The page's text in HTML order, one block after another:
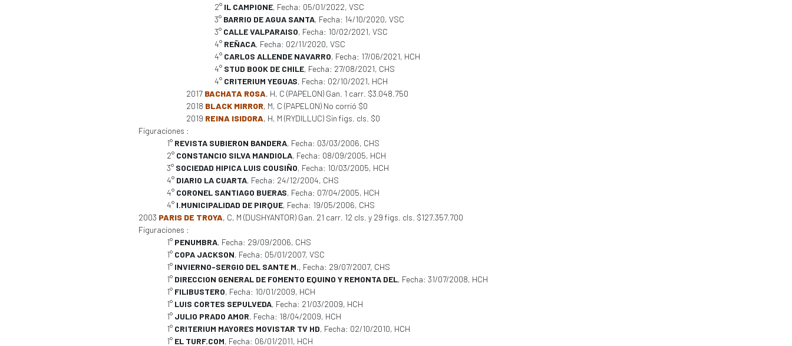
2° IL CAMPIONE, Fecha: 05/01/2022, VSC
3° BARRIO DE AGUA SANTA, Fecha: 14/10/2020, VSC
3° CALLE VALPARAISO, Fecha: 10/02/2021, VSC
4° REÑACA, Fecha: 02/11/2020, VSC
4° CARLOS ALLENDE NAVARRO, Fecha: 17/06/2021, HCH
4° STUD BOOK DE CHILE, Fecha: 27/08/2021, CHS
4° CRITERIUM YEGUAS, Fecha: 02/10/2021, HCH
2017 BACHATA ROSA, H, C (PAPELON) Gan. 1 carr. $3.048.750
2018 BLACK MIRROR, M, C (PAPELON) No corrió $0
2019 REINA ISIDORA, H, M (RYDILLUC) Sin figs. cls. $0
Figuraciones :
1° REVISTA SUBIERON BANDERA, Fecha: 03/03/2006, CHS
2° CONSTANCIO SILVA MANDIOLA, Fecha: 08/09/2005, HCH
3° SOCIEDAD HIPICA LUIS COUSIÑO, Fecha: 10/03/2005, HCH
4° DIARIO LA CUARTA, Fecha: 24/12/2004, CHS
4° CORONEL SANTIAGO BUERAS, Fecha: 07/04/2005, HCH
4° I.MUNICIPALIDAD DE PIRQUE, Fecha: 19/05/2006, CHS
2003 PARIS DE TROYA, C, M (DUSHYANTOR) Gan. 21 carr. 12 cls. y 29 figs. cls. $127.357.700
Figuraciones :
1° PENUMBRA, Fecha: 29/09/2006, CHS
1° COPA JACKSON, Fecha: 05/01/2007, VSC
1° INVIERNO-SERGIO DEL SANTE M., Fecha: 29/07/2007, CHS
1° DIRECCION GENERAL DE FOMENTO EQUINO Y REMONTA DEL, Fecha: 31/07/2008, HCH
1° FILIBUSTERO, Fecha: 10/01/2009, HCH
1° LUIS CORTES SEPULVEDA, Fecha: 21/03/2009, HCH
1° JULIO PRADO AMOR, Fecha: 18/04/2009, HCH
1° CRITERIUM MAYORES MOVISTAR TV HD, Fecha: 02/10/2010, HCH
1° EL TURF.COM, Fecha: 06/01/2011, HCH